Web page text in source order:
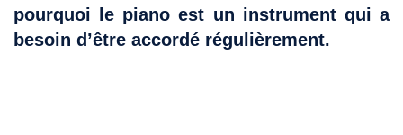
pourquoi le piano est un instrument qui a
besoin d’être accordé régulièrement.